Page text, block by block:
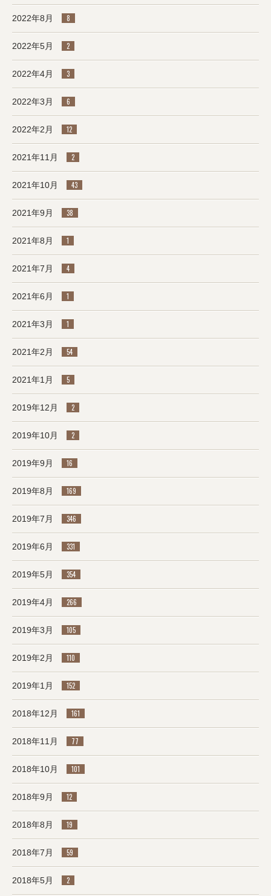
2022年8月 8
2022年5月 2
2022年4月 3
2022年3月 6
2022年2月 12
2021年11月 2
2021年10月 43
2021年9月 38
2021年8月 1
2021年7月 4
2021年6月 1
2021年3月 1
2021年2月 54
2021年1月 5
2019年12月 2
2019年10月 2
2019年9月 16
2019年8月 169
2019年7月 346
2019年6月 331
2019年5月 354
2019年4月 266
2019年3月 105
2019年2月 110
2019年1月 152
2018年12月 161
2018年11月 77
2018年10月 101
2018年9月 12
2018年8月 19
2018年7月 59
2018年5月 2